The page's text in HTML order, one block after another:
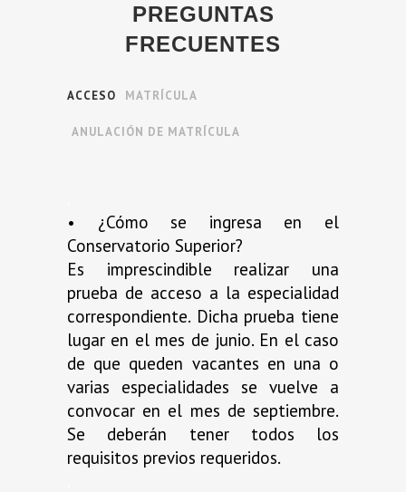
PREGUNTAS
FRECUENTES
ACCESO MATRÍCULA
ANULACIÓN DE MATRÍCULA
• ¿Cómo se ingresa en el
Conservatorio Superior?
Es imprescindible realizar una
prueba de acceso a la especialidad
correspondiente. Dicha prueba tiene
lugar en el mes de junio. En el caso
de que queden vacantes en una o
varias especialidades se vuelve a
convocar en el mes de septiembre.
Se deberán tener todos los
requisitos previos requeridos.